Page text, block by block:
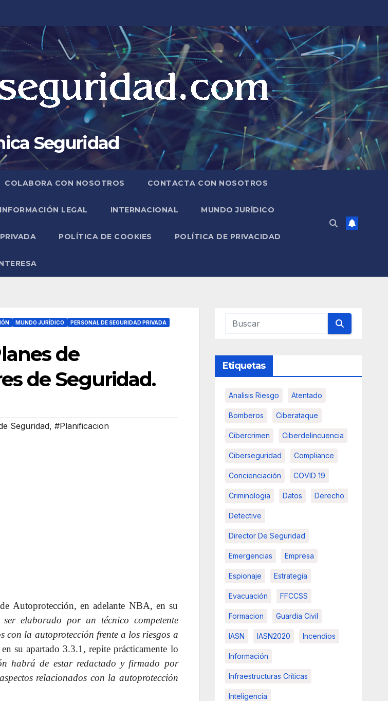
Seguridad
COLABORA CON NOSOTROS CONTACTA CON NOSOTROS
INFORMACIÓN LEGAL INTERNACIONAL MUNDO JURÍDICO
POLÍTICA DE COOKIES POLÍTICA DE PRIVACIDAD
MUNDO JURÍDICO
PERSONAL DE SEGURIDAD PRIVADA
de
de Seguridad.
Seguridad, #Planificacion
Autoprotección, en adelante NBA, en su
elaborado por un técnico competente
con la autoprotección frente a los riesgos a
su apartado 3.3.1, repite prácticamente lo
habrá de estar redactado y firmado por
relacionados con la autoprotección
Etiquetas
Analisis Riesgo Atentado
Bomberos Ciberataque
Cibercrimen Ciberdelincuencia
Ciberseguridad Compliance
Concienciación COVID 19
Criminologia Datos Derecho
Detective
Director De Seguridad
Emergencias Empresa
Espionaje Estrategia
Evacuación FFCCSS
Formacion Guardia Civil
IASN IASN2020 Incendios
Información
Infraestructuras Críticas
Inteligencia